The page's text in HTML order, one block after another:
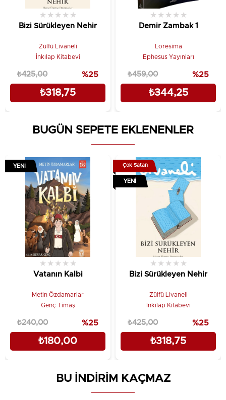
Bizi Sürükleyen Nehir
★ ★ ★ ★ ★
Zülfü Livaneli
İnkılap Kitabevi
₺318,75
₺425,00 %25
Demir Zambak 1
★ ★ ★ ★ ★
Loresima
Ephesus Yayınları
₺344,25
₺459,00 %25
BUGÜN SEPETE EKLENENLER
Vatanın Kalbi
★ ★ ★ ★ ★
Metin Özdamarlar
Genç Timaş
₺180,00
₺240,00 %25
YENI
Bizi Sürükleyen Nehir
★ ★ ★ ★ ★
Zülfü Livaneli
İnkılap Kitabevi
₺318,75
₺425,00 %25
Çok Satan
YENI
BU İNDİRİM KAÇMAZ